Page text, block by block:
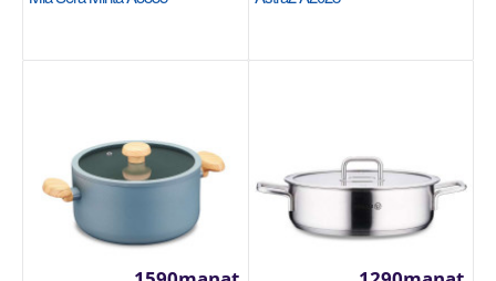
Cr-Ni Подошва Super Capsule обеспечивает
1100manat
Availability
Sebede Goş